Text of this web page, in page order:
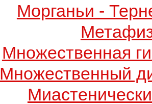
Морганьи -
Множественная
Множественный